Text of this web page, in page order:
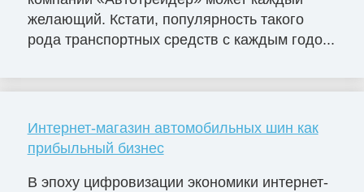
желающий. Кстати, популярность такого
рода транспортных средств с каждым годо...
Интернет-магазин автомобильных шин как
прибыльный бизнес
В эпоху цифровизации экономики интернет-